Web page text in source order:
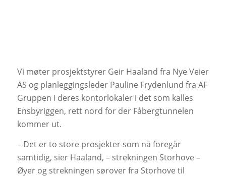
Vi møter prosjektstyrer Geir Haaland fra Nye Veier
AS og planleggingsleder Pauline Frydenlund fra AF
Gruppen i deres kontorlokaler i det som kalles
Ensbyriggen, rett nord for der Fåbergtunnelen
kommer ut.
– Det er to store prosjekter som nå foregår
samtidig, sier Haaland, – strekningen Storhove –
Øyer og strekningen sørover fra Storhove til